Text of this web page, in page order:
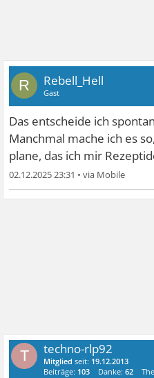
R Rebell_Hell
Gast
Das entscheide ich
Manchmal mache ich es
plane, das ich mir
02.12.2025 23:31 •
T techno-rlp92
Mitglied seit: 19.12.2013
Beiträge: 103 Danke:62